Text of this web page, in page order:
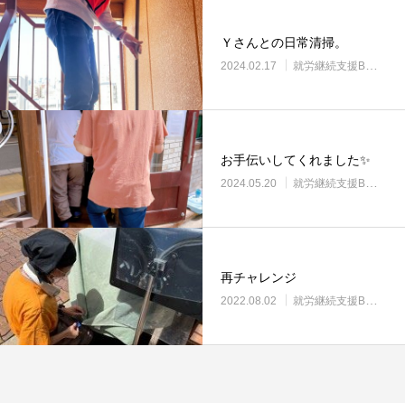
Ｙさんとの日常清掃。
2024.02.17 就労継続支援B型・ニコサービス
お手伝いしてくれました✨
2024.05.20 就労継続支援B型・ニコサービス
再チャレンジ
2022.08.02 就労継続支援B型・ニコサービス